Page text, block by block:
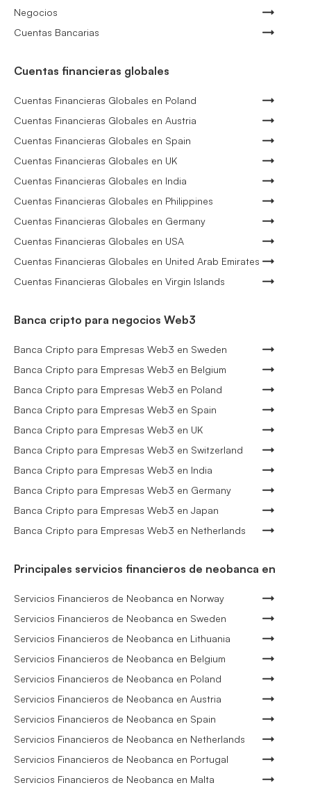
Negocios
Cuentas Bancarias
Cuentas financieras globales
Cuentas Financieras Globales en Poland
Cuentas Financieras Globales en Austria
Cuentas Financieras Globales en Spain
Cuentas Financieras Globales en UK
Cuentas Financieras Globales en India
Cuentas Financieras Globales en Philippines
Cuentas Financieras Globales en Germany
Cuentas Financieras Globales en USA
Cuentas Financieras Globales en United Arab Emirates
Cuentas Financieras Globales en Virgin Islands
Banca cripto para negocios Web3
Banca Cripto para Empresas Web3 en Sweden
Banca Cripto para Empresas Web3 en Belgium
Banca Cripto para Empresas Web3 en Poland
Banca Cripto para Empresas Web3 en Spain
Banca Cripto para Empresas Web3 en UK
Banca Cripto para Empresas Web3 en Switzerland
Banca Cripto para Empresas Web3 en India
Banca Cripto para Empresas Web3 en Germany
Banca Cripto para Empresas Web3 en Japan
Banca Cripto para Empresas Web3 en Netherlands
Principales servicios financieros de neobanca en
Servicios Financieros de Neobanca en Norway
Servicios Financieros de Neobanca en Sweden
Servicios Financieros de Neobanca en Lithuania
Servicios Financieros de Neobanca en Belgium
Servicios Financieros de Neobanca en Poland
Servicios Financieros de Neobanca en Austria
Servicios Financieros de Neobanca en Spain
Servicios Financieros de Neobanca en Netherlands
Servicios Financieros de Neobanca en Portugal
Servicios Financieros de Neobanca en Malta